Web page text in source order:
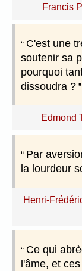
Francis
C'est une
soutenir sa
pourquoi
dissoudra ?
Edmond
Par
la lourdeur
Henri-
Ce qui
l'âme, et